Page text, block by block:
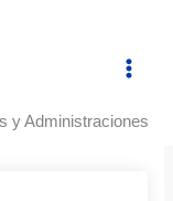
y Administraciones